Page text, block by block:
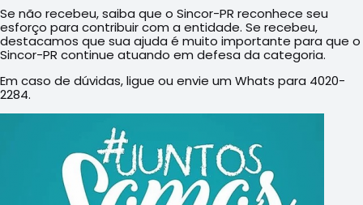
Se não recebeu, saiba que o Sincor-PR reconhece seu
esforço para contribuir com a entidade. Se recebeu,
destacamos que sua ajuda é muito importante para que o
Sincor-PR continue atuando em defesa da categoria.
Em caso de dúvidas, ligue ou envie um Whats para 4020-
2284.